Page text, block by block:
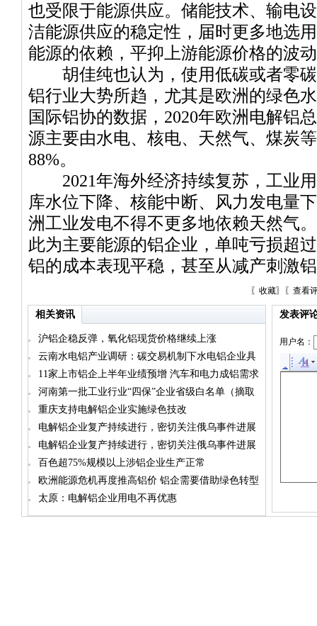
也受限于能源供应。储能技术、输电
洁能源供应的稳定性，届时更多地选
能源的依赖，平抑上游能源价格的波
胡佳纯也认为，使用低碳或者零碳
铝行业大势所趋，尤其是欧洲的绿色
国际铝协的数据，2020年欧洲电解铝
源主要由水电、核电、天然气、煤炭
88%。
2021年海外经济持续复苏，工业用
库水位下降、核能中断、风力发电量
洲工业发电不得不更多地依赖天然气
此为主要能源的铝企业，单吨亏损超
铝的成本表现平稳，甚至从减产刺激
〖 收藏〗〖 查看
相关资讯
沪铝企稳反弹，氧化铝现货价格继续上涨
云南水电铝产业调研：碳交易机制下水电铝企业具
备长期优势
11家上市铝企上半年业绩预增 汽车和电力成铝需求
两大增量“担当”
河南第一批工业行业“四保”企业省级白名单（摘取
铝企业）
重庆支持电解铝企业实施绿色技改
电解铝企业复产持续进行，密切关注俄乌事件进展
电解铝企业复产持续进行，密切关注俄乌事件进展
百色超75%规模以上涉铝企业生产正常
欧洲能源危机再度推高铝价 铝企需要借助绿色转型
抵御风险
太原：电解铝企业用电不再优惠
发表评
用户名：